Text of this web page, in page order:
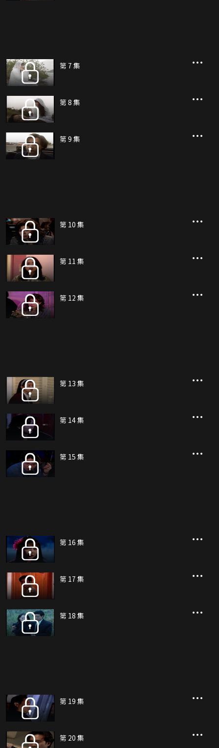
第 7 集
第 8 集
第 9 集
第 10 集
第 11 集
第 12 集
第 13 集
第 14 集
第 15 集
第 16 集
第 17 集
第 18 集
第 19 集
第 20 集